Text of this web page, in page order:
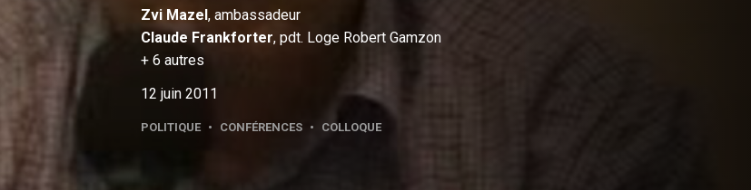
Zvi Mazel, ambassadeur
Claude Frankforter, pdt. Loge Robert Gamzon
+ 6 autres
12 juin 2011
POLITIQUE • CONFÉRENCES • COLLOQUE